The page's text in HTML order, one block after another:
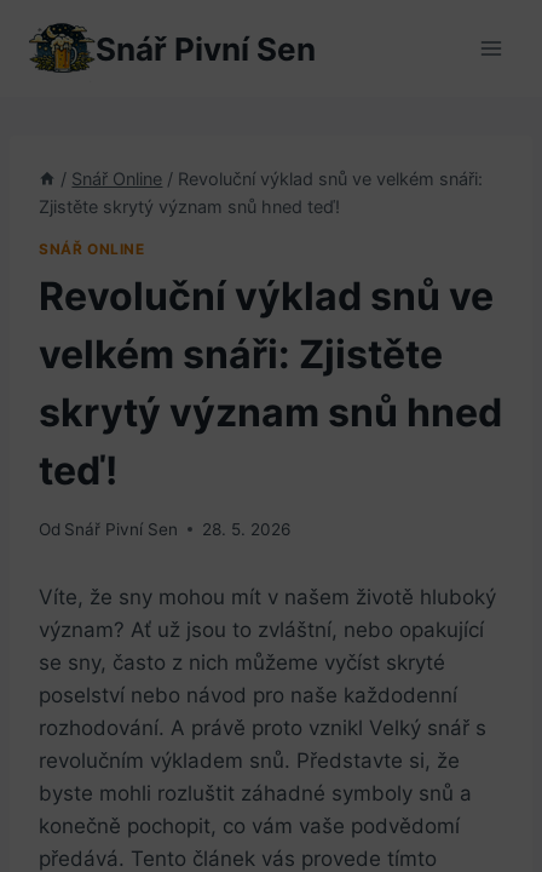
obsah
Snář Pivní Sen
/ Snář Online / Revoluční výklad snů ve velkém snáři:
Zjistěte skrytý význam snů hned teď!
SNÁŘ ONLINE
Revoluční výklad snů ve
velkém snáři: Zjistěte
skrytý význam snů hned
teď!
Od Snář Pivní Sen 28. 5. 2026
Víte, že‌ sny mohou mít ‌v našem životě hluboký
⁤význam? Ať už jsou to zvláštní,‌ nebo opakující
se sny, často z nich můžeme vyčíst skryté
poselství nebo návod⁣ pro⁤ naše každodenní
rozhodování.⁢ A právě proto vznikl ⁣Velký snář s
revolučním výkladem snů. Představte⁤ si, že
byste‍ mohli ​rozluštit záhadné symboly ⁢snů​ a
konečně pochopit, co vám vaše podvědomí
předává. Tento článek​ vás provede tímto